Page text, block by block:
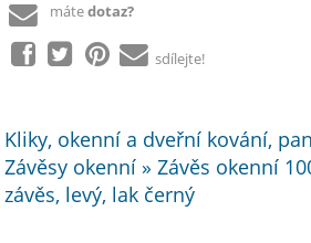
mátedotaz?
sdílejte!
Kliky, okenní a dveřní kování,
Závěsy okenní » Závěs okenní
závěs, levý, lak černý